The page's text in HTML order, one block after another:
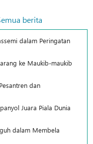
berita
dalam Peringatan
ke Maukib-maukib
dan
Juara Piala Dunia
dalam Membela